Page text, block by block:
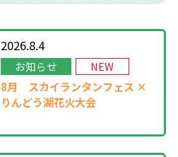
2026.8.4
お知らせ NEW
8月 スカイランタンフェス ×
りんどう湖花火大会